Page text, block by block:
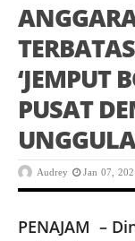
‘JEMPUT
PUSAT
Audrey Jan 07,
PENAJAM –